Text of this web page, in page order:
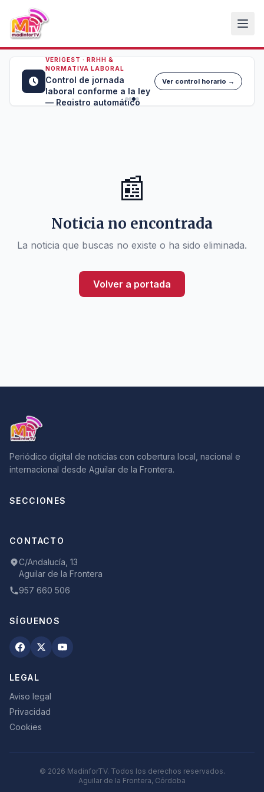
VERIGEST · RRHH &
NORMATIVA LABORAL
Control de jornada
laboral conforme a la ley
— Registro automático
Ver control horario →
📰
Noticia no encontrada
La noticia que buscas no existe o ha sido eliminada.
Volver a portada
Periódico digital de noticias con cobertura local, nacional e
internacional desde Aguilar de la Frontera.
SECCIONES
CONTACTO
C/Andalucía, 13
Aguilar de la Frontera
957 660 506
SÍGUENOS
LEGAL
Aviso legal
Privacidad
Cookies
© 2026 MadinforTV. Todos los derechos reservados.
Aguilar de la Frontera, Córdoba